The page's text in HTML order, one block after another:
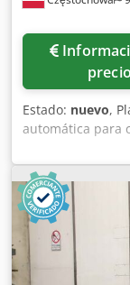
Información de
precio
Estado: nuevo,
automática para
Variante F N02
peso máximo del
fuerza máxima
funcionamiento
Plataforma
CEIT 3000 AFR
5 PIEZAS